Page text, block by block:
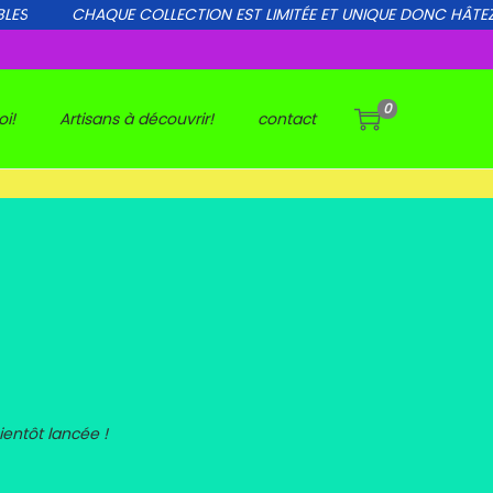
CHAQUE COLLECTION EST LIMITÉE ET UNIQUE DONC
Artisans à découvrir! contact 0
lancée !